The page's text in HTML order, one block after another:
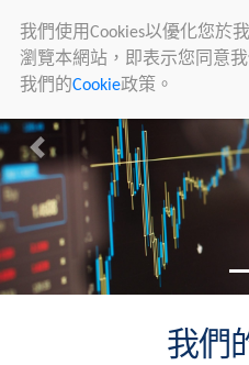
Management
Group
Previous
我們
我們使用Cookies以優化您於
瀏覽本網站，即表示您同意
我們的Cookie政策。